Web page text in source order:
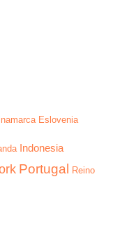
Eslovenia
Indonesia
Portugal
Reino